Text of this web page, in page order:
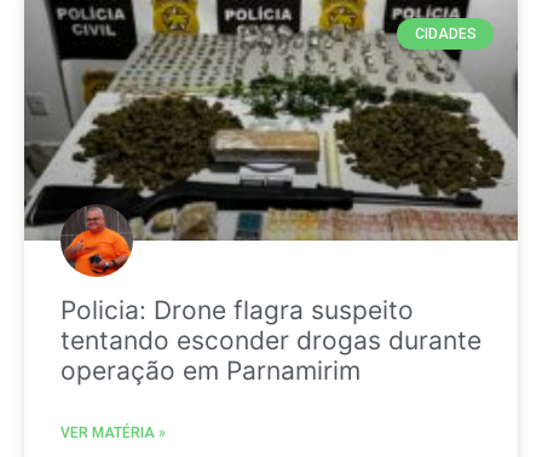
CIDADES
Policia: Drone flagra suspeito
tentando esconder drogas durante
operação em Parnamirim
VER MATÉRIA »